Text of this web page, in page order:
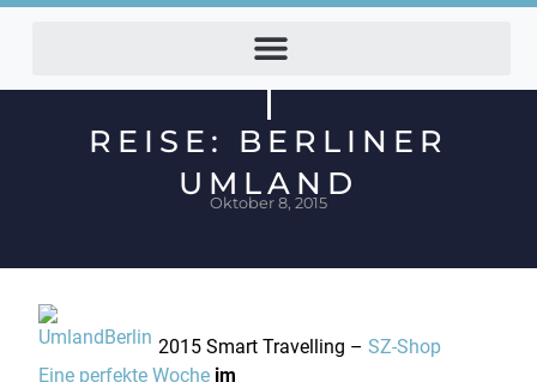
REISE: BERLINER
UMLAND
Oktober 8, 2015
2015 Smart Travelling –SZ-Shop
Eine perfekte Woche im